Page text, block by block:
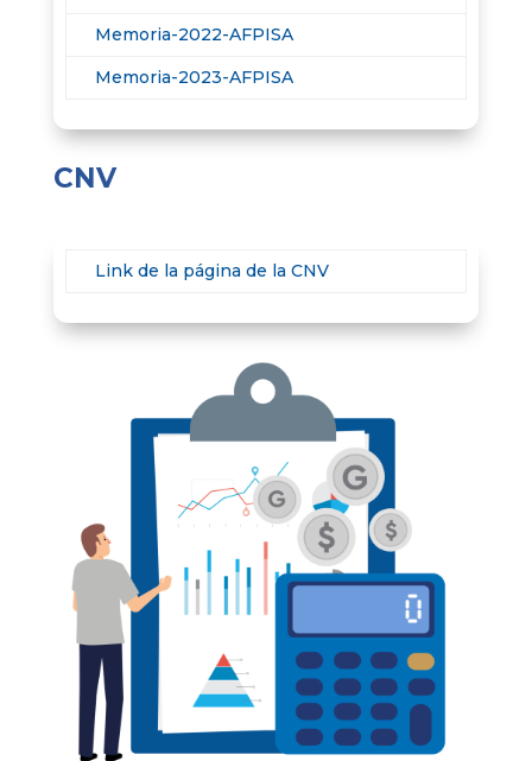
Memoria-2022-AFPISA
Memoria-2023-AFPISA
CNV
Link de la página de la CNV